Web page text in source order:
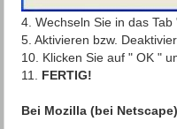
4. Wechseln Sie in das Tab
5. Aktivieren bzw.
10. Klicken Sie auf " OK "
11. FERTIG!
Bei Mozilla (bei